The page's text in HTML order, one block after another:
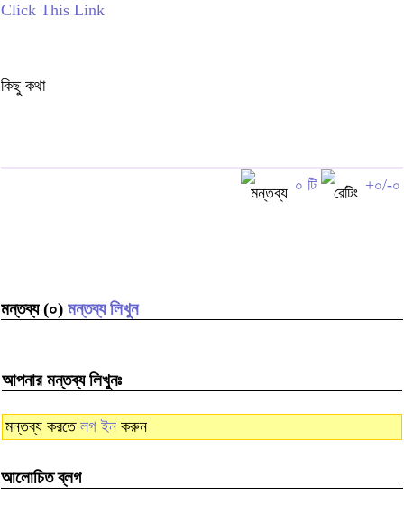
Click This Link
কিছু কথা
০ টি +০/-০
মন্তব্য (০) মন্তব্য লিখুন
আপনার মন্তব্য লিখুনঃ
মন্তব্য করতে লগ ইন করুন
আলোচিত ব্লগ